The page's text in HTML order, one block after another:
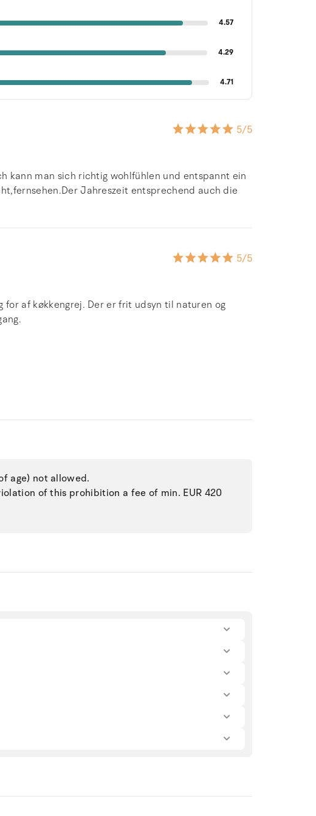
4.57
4.29
4.71
5/5
kann man sich richtig wohlfühlen und entspannt ein
Jahreszeit entsprechend auch die
5/5
af køkkengrej. Der er frit udsyn til naturen og
age) not allowed.
of this prohibition a fee of min. EUR 420